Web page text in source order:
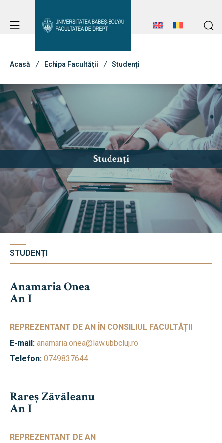
Avizier Studenți
Studii
Erasmus & Internațional
Despre Facultate
Bibliotecă & Reviste
Avizier Studenți
Studii
Admitere
Erasmus & Internațional
Despre Facultate
Știri
Echipa Facultății
Contact
Acasă Echipa Facultății Studenți
Studenți
STUDENȚI
Anamaria Onea
An I
REPREZENTANT DE AN ÎN CONSILIUL FACULTĂȚII
E-mail: anamaria.onea@law.ubbcluj.ro
Telefon: 0749837644
Rareș Zăvăleanu
An I
REPREZENTANT DE AN